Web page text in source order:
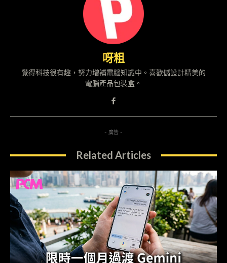
呀粗
覺得科技很有趣，努力增補電腦知識中。喜歡儲設計精美的
電腦產品包裝盒。
- 廣告 -
Related Articles